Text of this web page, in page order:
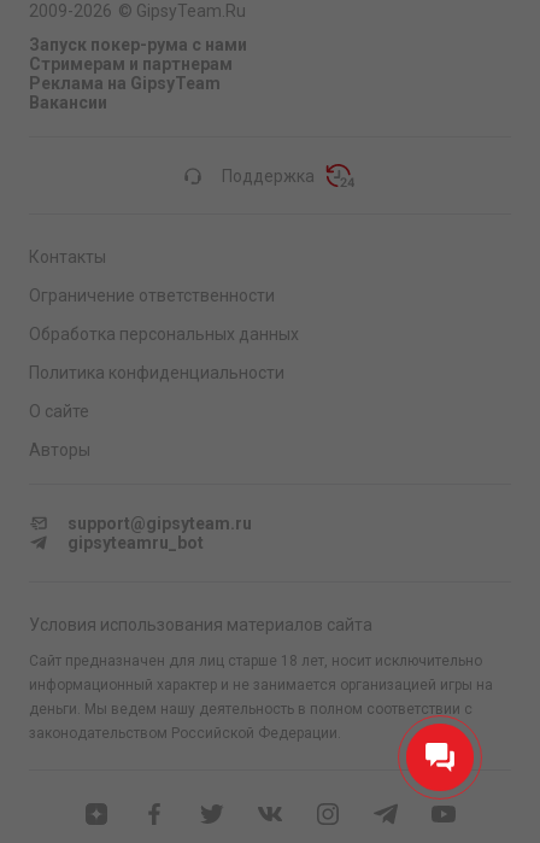
Поддержка
2009-2026 © GipsyTeam.Ru
Запуск покер-рума с нами
Стримерам и партнерам
Реклама на GipsyTeam
Вакансии
Условия использования материалов сайта
Сайт предназначен для лиц старше 18 лет, носит исключительно
информационный характер и не занимается организацией игры на
деньги. Мы ведем нашу деятельность в полном соответствии с
законодательством Российской Федерации.
Контакты
Ограничение ответственности
Обработка персональных данных
Политика конфиденциальности
О сайте
Авторы
support@gipsyteam.ru
gipsyteamru_bot